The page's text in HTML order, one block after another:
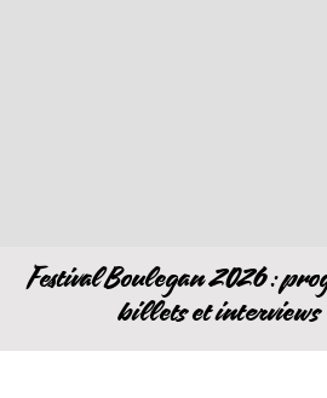
Festival Boulegan 2026 :
billets et interviews